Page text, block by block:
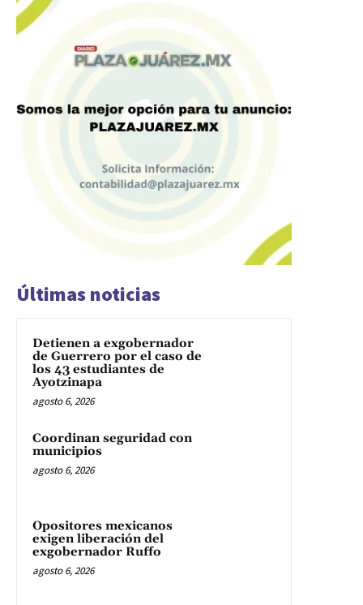
Últimas noticias
Detienen a exgobernador
de Guerrero por el caso de
los 43 estudiantes de
Ayotzinapa
agosto 6, 2026
Coordinan seguridad con
municipios
agosto 6, 2026
Opositores mexicanos
exigen liberación del
exgobernador Ruffo
agosto 6, 2026